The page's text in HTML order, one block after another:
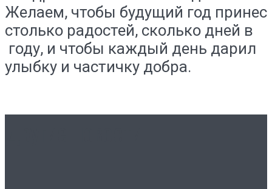
Желаем, чтобы будущий​ год​ принес
столько радостей, сколько дней в​
году, и чтобы каждый день дарил
улыбку и частичку добра.